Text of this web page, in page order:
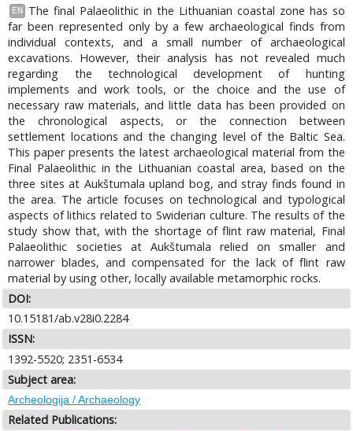
EN
The final Palaeolithic in the Lithuanian coastal zone has so
far been represented only by a few archaeological finds from
individual contexts, and a small number of archaeological
excavations. However, their analysis has not revealed much
regarding the technological development of hunting
implements and work tools, or the choice and the use of
necessary raw materials, and little data has been provided on
the chronological aspects, or the connection between
settlement locations and the changing level of the Baltic Sea.
This paper presents the latest archaeological material from the
Final Palaeolithic in the Lithuanian coastal area, based on the
three sites at Aukštumala upland bog, and stray finds found in
the area. The article focuses on technological and typological
aspects of lithics related to Swiderian culture. The results of the
study show that, with the shortage of flint raw material, Final
Palaeolithic societies at Aukštumala relied on smaller and
narrower blades, and compensated for the lack of flint raw
material by using other, locally available metamorphic rocks.
DOI:
10.15181/ab.v28i0.2284
ISSN:
1392-5520; 2351-6534
Subject area:
Archeologija / Archaeology
Related Publications: